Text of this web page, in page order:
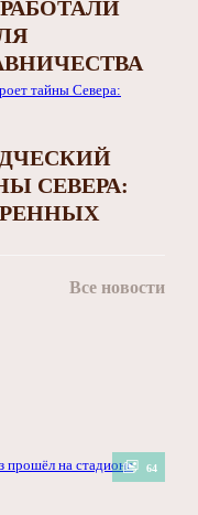
СЕВЕРА:
Все новости
64